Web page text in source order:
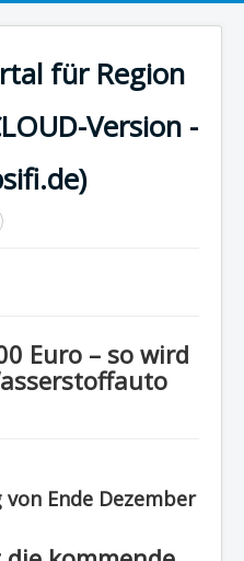
für Region
Version -
Euro – so wird
Ende Dezember